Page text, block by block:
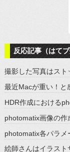
反応記事（はて
撮影した写真はスト
最近Macが重い！と
HDR作成における
photomatix画像の作
photomatix各パラメ
絵師さんはイラスト